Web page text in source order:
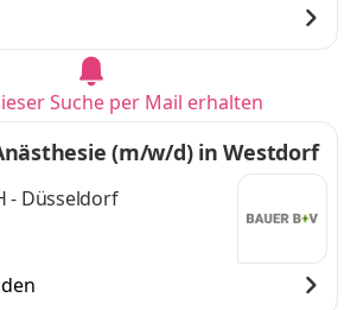
Suche per Mail erhalten
(m/w/d) in Westdorf
- Düsseldorf